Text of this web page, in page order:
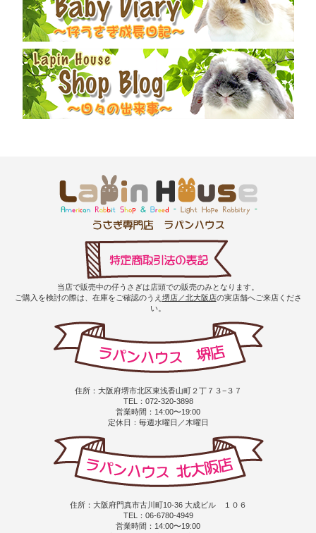
当店で販売中の仔うさぎは店頭での販売のみとなります。
ご購入を検討の際は、在庫をご確認のうえ 堺店／北大阪店の実店舗へご来店くださ
い。
住所：大阪府堺市北区東浅香山町２丁７３−３７
TEL：072-320-3898
営業時間：14:00〜19:00
定休日：毎週水曜日／木曜日
住所：大阪府門真市古川町10-36 大成ビル １０６
TEL：06-6780-4949
営業時間：14:00〜19:00